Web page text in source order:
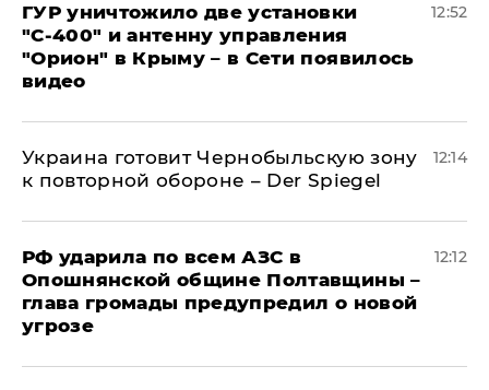
ГУР уничтожило две установки
"С‑400" и антенну управления
"Орион" в Крыму – в Сети появилось
видео
12:52
Украина готовит Чернобыльскую зону
к повторной обороне – Der Spiegel
12:14
РФ ударила по всем АЗС в
Опошнянской общине Полтавщины –
глава громады предупредил о новой
угрозе
12:12